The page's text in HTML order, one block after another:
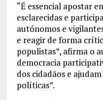
“É essencial apostar
esclarecidas e
autónomos e
e reagir de forma
populistas”, afirma o
democracia
dos cidadãos e
políticas”.